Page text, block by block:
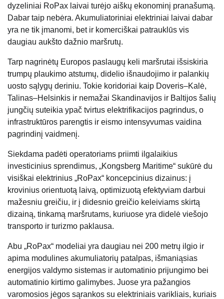
dyzeliniai RoPax laivai turėjo aiškų ekonominį pranašumą.
Dabar taip nebėra. Akumuliatoriniai elektriniai laivai dabar
yra ne tik įmanomi, bet ir komerciškai patrauklūs vis
daugiau aukšto dažnio maršrutų.
Tarp nagrinėtų Europos paslaugų keli maršrutai išsiskiria
trumpų plaukimo atstumų, didelio išnaudojimo ir palankių
uosto sąlygų deriniu. Tokie koridoriai kaip Doveris–Kalė,
Talinas–Helsinkis ir nemažai Skandinavijos ir Baltijos šalių
jungčių suteikia ypač tvirtus elektrifikacijos pagrindus, o
infrastruktūros parengtis ir eismo intensyvumas vaidina
pagrindinį vaidmenį.
Siekdama padėti operatoriams priimti ilgalaikius
investicinius sprendimus, „Kongsberg Maritime“ sukūrė du
visiškai elektrinius „RoPax“ koncepcinius dizainus: į
krovinius orientuotą laivą, optimizuotą efektyviam darbui
mažesniu greičiu, ir į didesnio greičio keleiviams skirtą
dizainą, tinkamą maršrutams, kuriuose yra didelė viešojo
transporto ir turizmo paklausa.
Abu „RoPax“ modeliai yra daugiau nei 200 metrų ilgio ir
apima modulines akumuliatorių patalpas, išmaniąsias
energijos valdymo sistemas ir automatinio prijungimo bei
automatinio kirtimo galimybes. Juose yra pažangios
varomosios jėgos sąrankos su elektriniais varikliais, kuriais